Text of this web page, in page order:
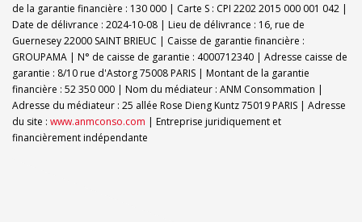
de la garantie financière : 130 000 | Carte S : CPI 2202 2015 000 001 042 |
Date de délivrance : 2024-10-08 | Lieu de délivrance : 16, rue de
Guernesey 22000 SAINT BRIEUC | Caisse de garantie financière :
GROUPAMA | N° de caisse de garantie : 4000712340 | Adresse caisse de
garantie : 8/10 rue d'Astorg 75008 PARIS | Montant de la garantie
financière : 52 350 000 | Nom du médiateur : ANM Consommation |
Adresse du médiateur : 25 allée Rose Dieng Kuntz 75019 PARIS | Adresse
du site : www.anmconso.com | Entreprise juridiquement et
financièrement indépendante